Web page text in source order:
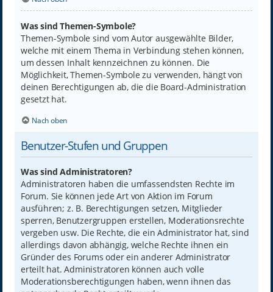
Was sind Themen-Symbole?
Themen-Symbole sind vom Autor ausgewählte Bilder,
welche mit einem Thema in Verbindung stehen können,
um dessen Inhalt kennzeichnen zu können. Die
Möglichkeit, Themen-Symbole zu verwenden, hängt von
deinen Berechtigungen ab, die die Board-Administration
gesetzt hat.
Nach oben
Benutzer-Stufen und Gruppen
Was sind Administratoren?
Administratoren haben die umfassendsten Rechte im
Forum. Sie können jede Art von Aktion im Forum
ausführen; z. B. Berechtigungen setzen, Mitglieder
sperren, Benutzergruppen erstellen, Moderationsrechte
vergeben usw. Die Rechte, die ein Administrator hat, sind
allerdings davon abhängig, welche Rechte ihnen ein
Gründer des Forums oder ein anderer Administrator
erteilt hat. Administratoren können auch volle
Moderationsberechtigungen haben, wenn ihnen das